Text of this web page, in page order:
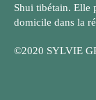
Shui tibétain. Elle
domicile dans la
©2020 SYLVIE